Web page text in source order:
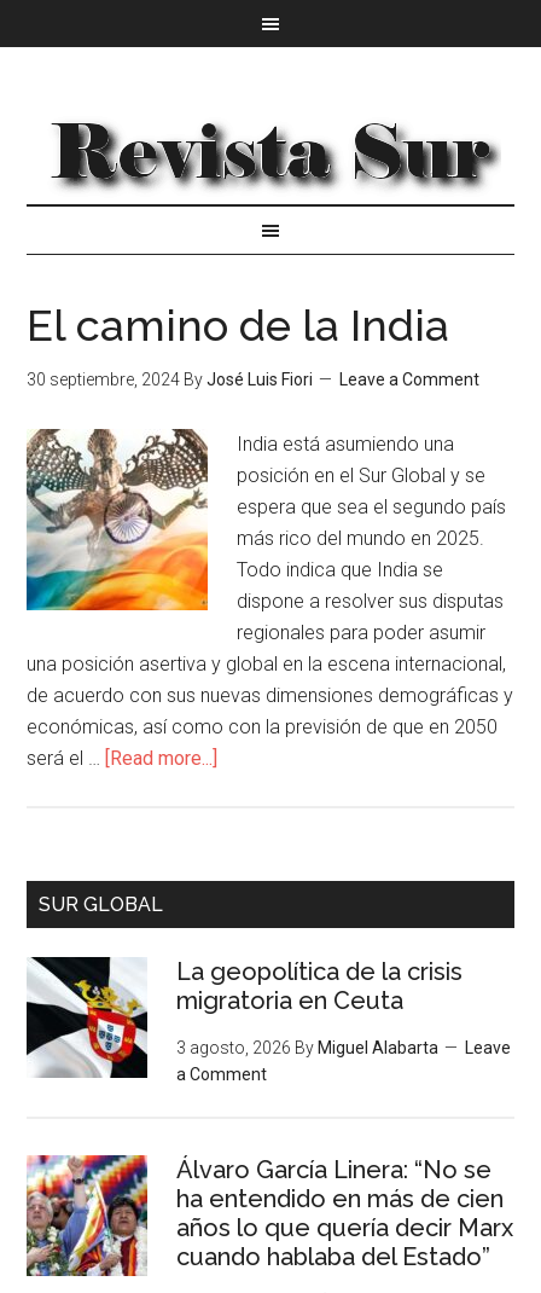
El camino de la India
30 septiembre, 2024 ByJosé Luis Fiori Leave a Comment
India está asumiendo una
posición en el Sur Global y se
espera que sea el segundo país
más rico del mundo en 2025.
Todo indica que India se
dispone a resolver sus disputas
regionales para poder asumir
una posición asertiva y global en la escena internacional,
de acuerdo con sus nuevas dimensiones demográficas y
económicas, así como con la previsión de que en 2050
será el … [Read more...]
SUR GLOBAL
La geopolítica de la crisis
migratoria en Ceuta
3 agosto, 2026 By Miguel Alabarta
Leave
a Comment
Álvaro García Linera: “No se
ha entendido en más de cien
años lo que quería decir Marx
cuando hablaba del Estado”